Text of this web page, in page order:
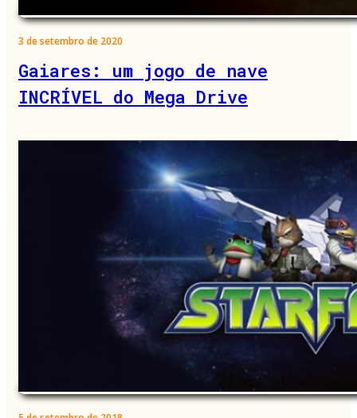
3 de setembro de 2020
Gaiares: um jogo de nave
INCRÍVEL do Mega Drive